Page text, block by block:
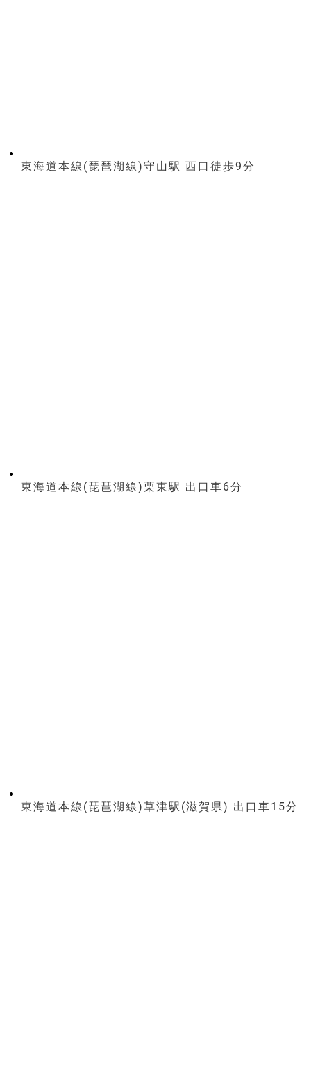
東海道本線(琵琶湖線)守山駅 西口徒歩9分
東海道本線(琵琶湖線)栗東駅 出口車6分
東海道本線(琵琶湖線)草津駅(滋賀県) 出口車15分